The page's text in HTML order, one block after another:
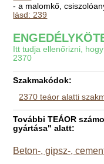
- a malomkő,
lásd: 239
Itt tudja ellenőrizni,
2370
Szakmakódok:
2370 teáor alatti
További TEÁOR
gyártása" alatt:
Beton-, gipsz-,